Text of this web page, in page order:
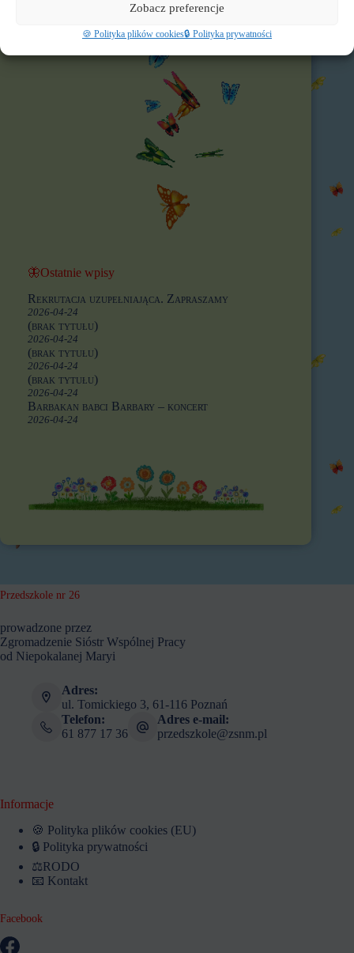
Zobacz preferencje
🍪 Polityka plików cookies🔒 Polityka prywatności
🦋Ostatnie wpisy
Rekrutacja uzupełniająca. Zapraszamy
2026-04-24
(brak tytułu)
2026-04-24
(brak tytułu)
2026-04-24
(brak tytułu)
2026-04-24
Barbakan babci Barbary – koncert
2026-04-24
Przedszkole nr 26
prowadzone przez
Zgromadzenie Sióstr Wspólnej Pracy
od Niepokalanej Maryi
Adres:
ul. Tomickiego 3, 61-116 Poznań
Telefon:
61 877 17 36
Adres e-mail:
przedszkole@zsnm.pl
Informacje
🍪 Polityka plików cookies (EU)
🔒 Polityka prywatności
⚖️RODO
📧 Kontakt
Facebook